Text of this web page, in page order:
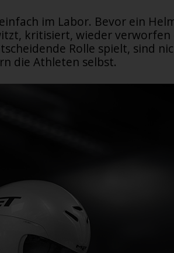
im Labor. Bevor ein
kritisiert, wieder verworfen
Rolle spielt, sind
die Athleten selbst.